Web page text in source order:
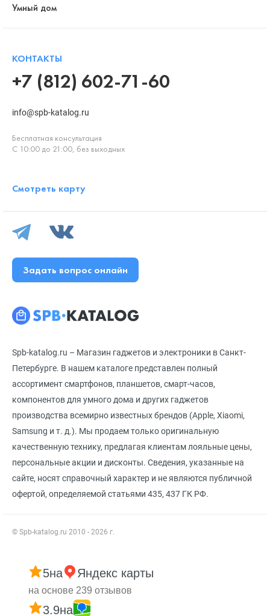
Spb-katalog.ru – Магазин гаджетов и электроники в Санкт-
Петербурге. В нашем каталоге представлен полный
ассортимент смартфонов, планшетов, смарт-часов,
компонентов для умного дома и других гаджетов
производства всемирно известных брендов (Apple, Xiaomi,
Samsung и т. д.). Мы продаем только оригинальную
качественную технику, предлагая клиентам лояльные цены,
персональные акции и дисконты. Сведения, указанные на
сайте, носят справочный характер и не являются публичной
офертой, определяемой статьями 435, 437 ГК РФ.
© Spb-katalog.ru 2010 - 2026 г.
Умный дом
КОНТАКТЫ
+7 (812) 602-71-60
info@spb-katalog.ru
Бесплатная консультация
С 10:00 до 21:00, без выходных
Смотреть карту
Задать вопрос онлайн
5на Яндекс карты
на основе 239 отзывов
3.9на